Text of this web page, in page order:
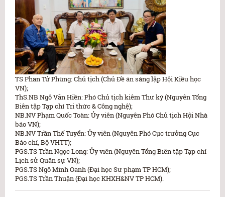
TS Phan Tử Phùng: Chủ tịch (Chủ Đề án sáng lập Hội Kiều học
VN);
ThS.NB Ngô Văn Hiền: Phó Chủ tịch kiêm Thư ký (Nguyên Tổng
Biên tập Tạp chí Tri thức & Công nghệ);
NB.NV Phạm Quốc Toàn: Ủy viên (Nguyên Phó Chủ tịch Hội Nhà
báo VN);
NB.NV Trần Thế Tuyển: Ủy viên (Nguyên Phó Cục trưởng Cục
Báo chí, Bộ VHTT);
PGS.TS Trần Ngọc Long: Ủy viên (Nguyên Tổng Biên tập Tạp chí
Lịch sử Quân sự VN);
PGS.TS Ngô Minh Oanh (Đại học Sư phạm TP HCM);
PGS.TS Trần Thuận (Đại học KHXH&NV TP HCM).